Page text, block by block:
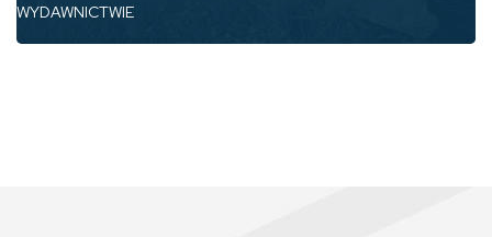
WYDAWNICTWIE